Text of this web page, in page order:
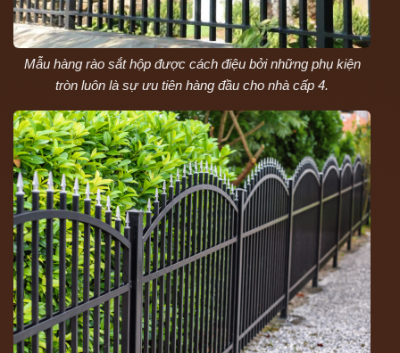
Mẫu hàng rào sắt hộp được cách điệu bởi những phụ kiện
tròn luôn là sự ưu tiên hàng đầu cho nhà cấp 4.